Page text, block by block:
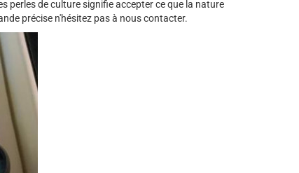
perles de culture signifie accepter ce que la nature
précise n'hésitez pas à nous contacter.